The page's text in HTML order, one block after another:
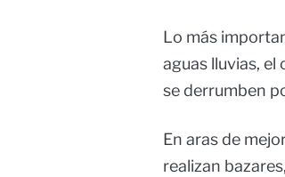
Lo más
aguas lluvias, el
se derrumben
En aras de
realizan